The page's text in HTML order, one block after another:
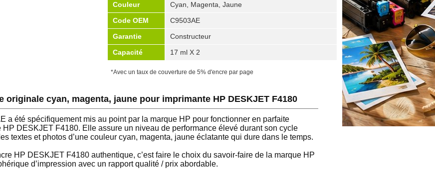
Couleur
Cyan, Magenta, Jaune
Code OEM
C9503AE
Garantie
Constructeur
Capacité
17 ml X 2
*Avec un taux de couverture de 5% d'encre par page
originale cyan, magenta, jaune pour imprimante HP DESKJET F4180
a été spécifiquement mis au point par la marque HP pour fonctionner en parfaite
DESKJET F4180. Elle assure un niveau de performance élevé durant son cycle
textes et photos d’une couleur cyan, magenta, jaune éclatante qui dure dans le temps.
HP DESKJET F4180 authentique, c’est faire le choix du savoir-faire de la marque HP
d’impression avec un rapport qualité / prix abordable.